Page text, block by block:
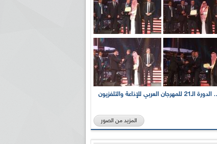
بالصور... الدورة الـ21 للمهرجان العربي للإذاعة والتلفزيون
المزيد من الصور